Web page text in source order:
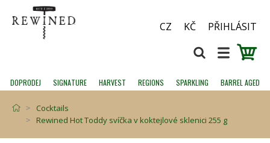
CZ KČ PŘIHLÁSIT
DOPRODEJ SIGNATURE HARVEST REGIONS SPARKLING BARREL AGED
Cocktails
Rewined Hot Toddy svíčka v koktejlové sklenici 255 g